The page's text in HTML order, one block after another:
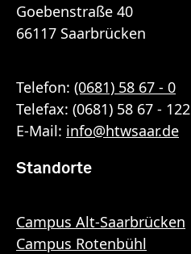
Goebenstraße 40
66117 Saarbrücken
Telefon: (0681) 58 67 - 0
Telefax: (0681) 58 67 - 122
E-Mail: info@htwsaar.de
Standorte
Campus Alt-Saarbrücken
Campus Rotenbühl